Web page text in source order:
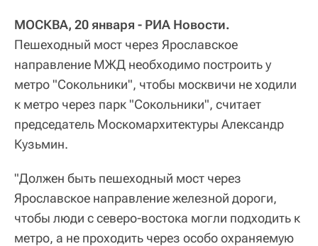
МОСКВА, 20 января - РИА Новости.
Пешеходный мост через Ярославское
направление МЖД необходимо построить у
метро "Сокольники", чтобы москвичи не ходили
к метро через парк "Сокольники", считает
председатель Москомархитектуры Александр
Кузьмин.
"Должен быть пешеходный мост через
Ярославское направление железной дороги,
чтобы люди с северо-востока могли подходить к
метро, а не проходить через особо охраняемую